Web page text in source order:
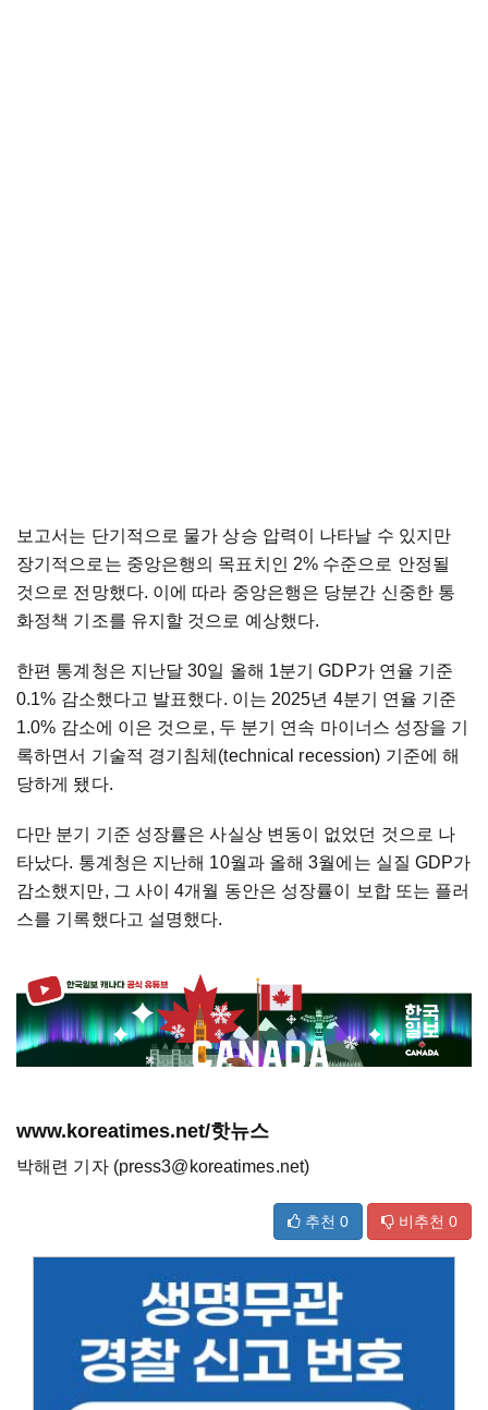
보고서는 단기적으로 물가 상승 압력이 나타날 수 있지만
장기적으로는 중앙은행의 목표치인 2% 수준으로 안정될
것으로 전망했다. 이에 따라 중앙은행은 당분간 신중한 통
화정책 기조를 유지할 것으로 예상했다.
한편 통계청은 지난달 30일 올해 1분기 GDP가 연율 기준
0.1% 감소했다고 발표했다. 이는 2025년 4분기 연율 기준
1.0% 감소에 이은 것으로, 두 분기 연속 마이너스 성장을 기
록하면서 기술적 경기침체(technical recession) 기준에 해
당하게 됐다.
다만 분기 기준 성장률은 사실상 변동이 없었던 것으로 나
타났다. 통계청은 지난해 10월과 올해 3월에는 실질 GDP가
감소했지만, 그 사이 4개월 동안은 성장률이 보합 또는 플러
스를 기록했다고 설명했다.
www.koreatimes.net/핫뉴스
박해련 기자 (press3@koreatimes.net)
추천 0 비추천 0